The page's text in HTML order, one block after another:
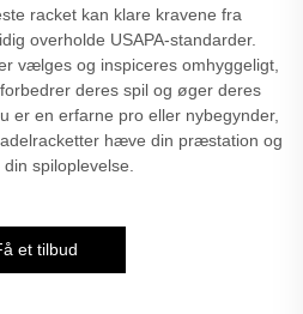
racket kan klare kravene fra
overholde USAPA-standarder.
vælges og inspiceres omhyggeligt,
deres spil og øger deres
er en erfarne pro eller nybegynder,
hæve din præstation og
spiloplevelse.
et tilbud